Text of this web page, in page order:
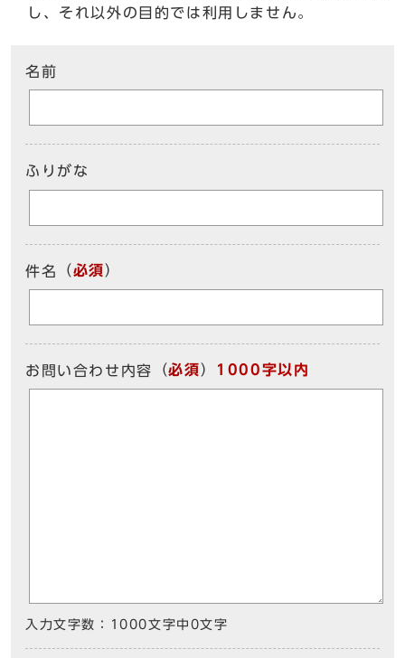
し、それ以外の目的では利用しません。
名前
ふりがな
件名 （必須）
お問い合わせ内容 （必須） 1000字以内
入力文字数： 1000文字中 0文字